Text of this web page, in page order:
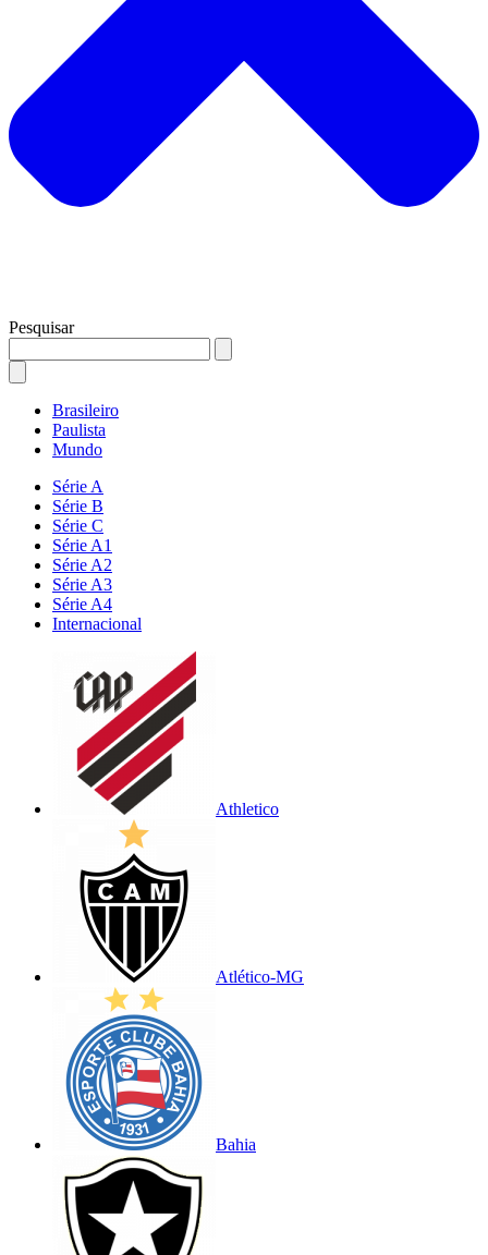
Pesquisar
Brasileiro
Paulista
Mundo
Série A
Série B
Série C
Série A1
Série A2
Série A3
Série A4
Internacional
Athletico
Atlético-MG
Bahia